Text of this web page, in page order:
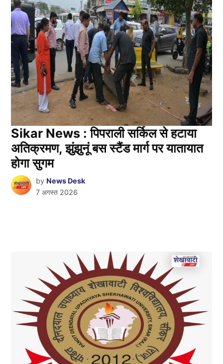
Sikar News : पिपराली सर्किल से हटाया
अतिक्रमण, झुंझुनूं बस स्टैंड मार्ग पर यातायात
होगा सुगम
by News Desk
7 अगस्त 2026